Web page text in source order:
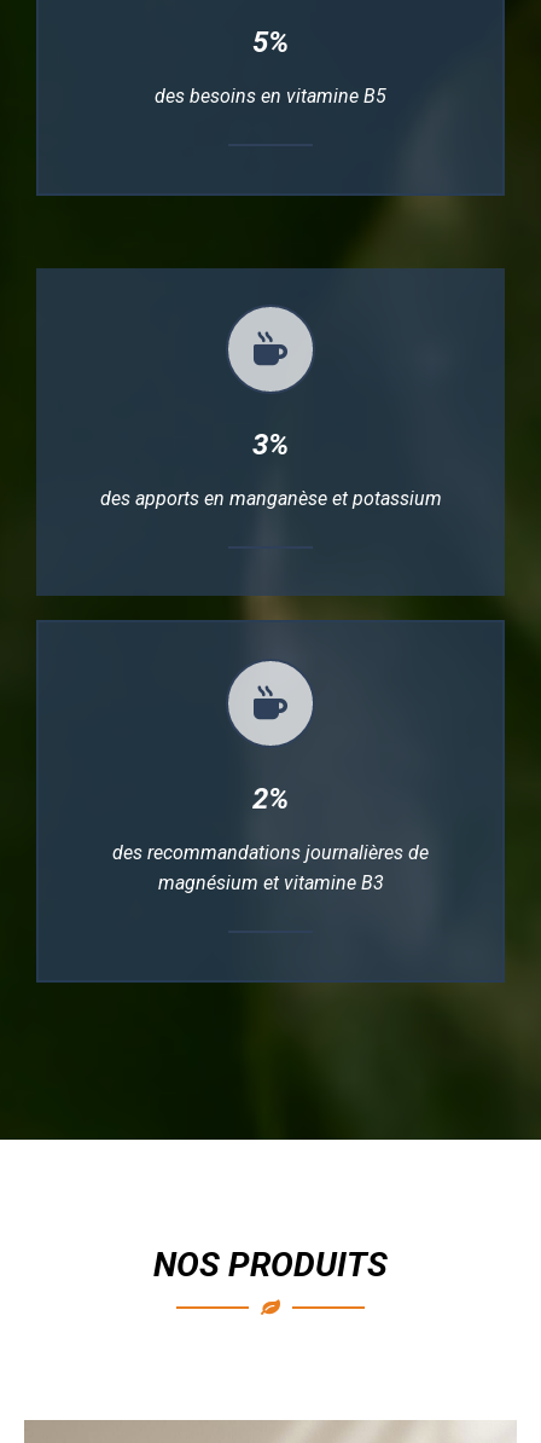
5%
des besoins en vitamine B5
3%
des apports en manganèse et potassium
2%
des recommandations journalières de
magnésium et vitamine B3
NOS PRODUITS